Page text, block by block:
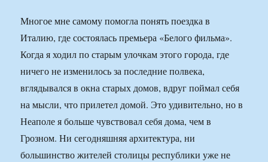
Многое мне самому помогла понять поездка в
Италию, где состоялась премьера «Белого фильма».
Когда я ходил по старым улочкам этого города, где
ничего не изменилось за последние полвека,
вглядывался в окна старых домов, вдруг поймал себя
на мысли, что прилетел домой. Это удивительно, но в
Неаполе я больше чувствовал себя дома, чем в
Грозном. Ни сегодняшняя архитектура, ни
большинство жителей столицы республики уже не